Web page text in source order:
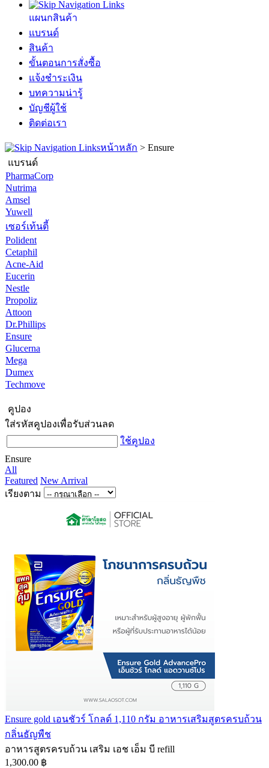
แผนกสินค้า
แบรนด์
สินค้า
ขั้นตอนการสั่งซื้อ
แจ้งชำระเงิน
บทความน่ารู้
บัญชีผู้ใช้
ติดต่อเรา
หน้าหลัก > Ensure
แบรนด์
PharmaCorp
Nutrima
Amsel
Yuwell
เซอร์เท้นตี้
Polident
Cetaphil
Acne-Aid
Eucerin
Nestle
Propoliz
Attoon
Dr.Phillips
Ensure
Glucerna
Mega
Dumex
Techmove
คูปอง
ใส่รหัสคูปองเพื่อรับส่วนลด
ใช้คูปอง
Ensure
All
Featured New Arrival
เรียงตาม
Ensure gold เอนชัวร์ โกลด์ 1,110 กรัม อาหารเสริมสูตรครบถ้วน
กลิ่นธัญพืช
อาหารสูตรครบถ้วน เสริม เอช เอ็ม บี refill
1,300.00 ฿